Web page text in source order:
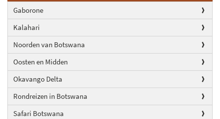
Gaborone
Kalahari
Noorden van Botswana
Oosten en Midden
Okavango Delta
Rondreizen in Botswana
Safari Botswana